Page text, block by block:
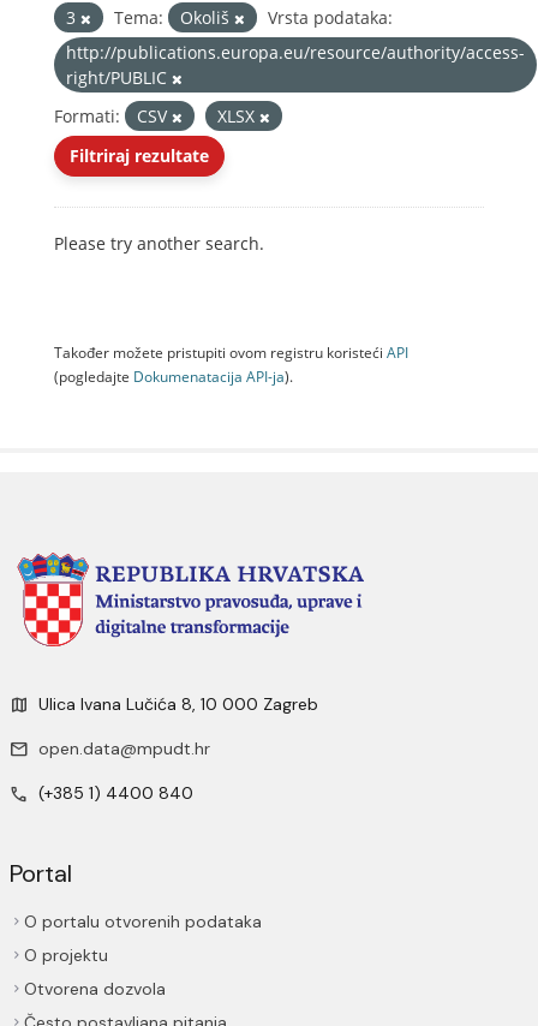
3
Tema: Okoliš
Vrsta podataka:
http://publications.europa.eu/resource/authority/access-
right/PUBLIC
Formati:
CSV
XLSX
Filtriraj rezultate
Please try another search.
Također možete pristupiti ovom registru koristeći API
(pogledajte Dokumenаtаcijа API-jа).